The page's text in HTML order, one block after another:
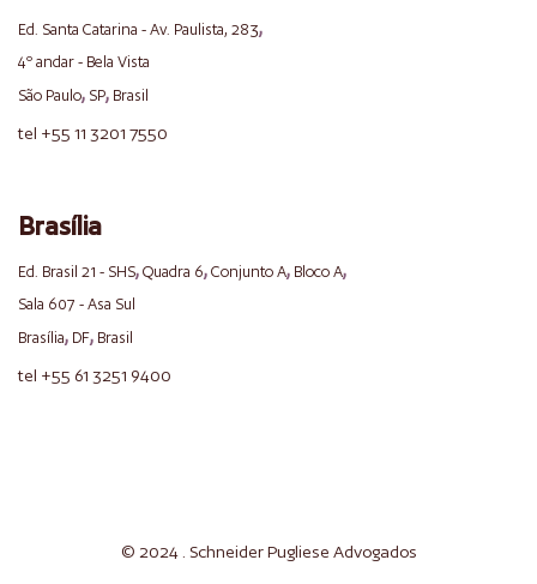
Ed. Santa Catarina - Av. Paulista, 283,
4º andar - Bela Vista
São Paulo, SP, Brasil
tel +55 11 3201 7550
Brasília
Ed. Brasil 21 - SHS, Quadra 6, Conjunto A, Bloco A,
Sala 607 - Asa Sul
Brasília, DF, Brasil
tel +55 61 3251 9400
© 2024 . SchneiderPugliese Advogados